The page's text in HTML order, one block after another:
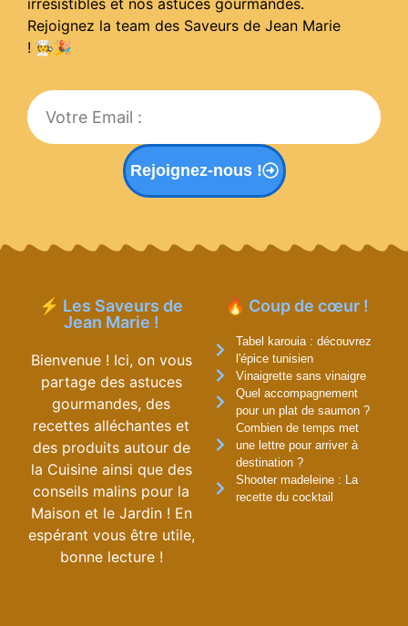
irrésistibles et nos astuces gourmandes.
Rejoignez la team des Saveurs de Jean Marie
! 🧑‍🍳🎉
Rejoignez-nous !
⚡ Les Saveurs de
Jean Marie !
Bienvenue ! Ici, on vous
partage des astuces
gourmandes, des
recettes alléchantes et
des produits autour de
la Cuisine ainsi que des
conseils malins pour la
Maison et le Jardin ! En
espérant vous être utile,
bonne lecture !
🔥 Coup de cœur !
Tabel karouia : découvrez
l'épice tunisien
Vinaigrette sans vinaigre
Quel accompagnement
pour un plat de saumon ?
Combien de temps met
une lettre pour arriver à
destination ?
Shooter madeleine : La
recette du cocktail